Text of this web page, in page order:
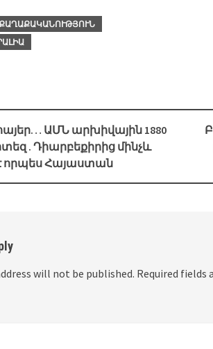
ԱՄՆ արխիվային 1880
. Դիարբեքիրից մինչև
որպես Հայաստան
will not be published. Required fields